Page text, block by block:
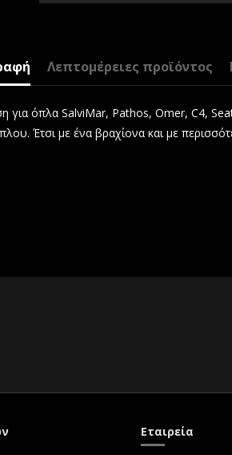
Λεπτομέρειες προϊόντος
όπλα SalviMar, Pathos, Omer, C4,
Έτσι με ένα βραχίονα και με
Εταιρεία